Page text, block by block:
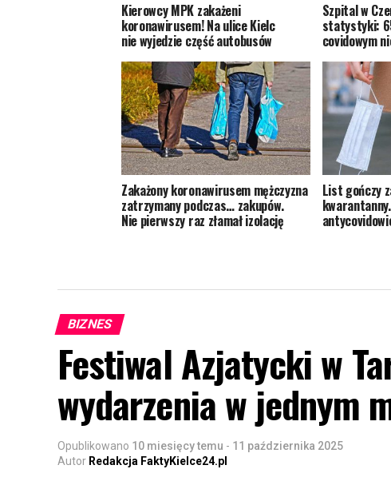
Kierowcy MPK zakażeni
koronawirusem! Na ulice Kielc
nie wyjedzie część autobusów
Szpital w
statystyki:
covidowym
Zakażony koronawirusem mężczyzna
zatrzymany podczas… zakupów.
Nie pierwszy raz złamał izolację
List gończy
BIZNES
Festiwal Azjatycki w
wydarzenia w jednym
Opublikowano 10 miesięcy temu - 11 października 2025
Autor Redakcja FaktyKielce24.pl